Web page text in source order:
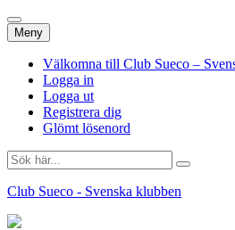
Meny Hoppa
till
innehåll
Välkomna till Club Sueco –
Logga in
Logga ut
Registrera dig
Glömt lösenord
Sök
efter:
Club Sueco - Svenska klubben